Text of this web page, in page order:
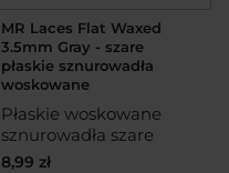
MR Laces Flat Waxed
3.5mm Gray - szare
płaskie sznurowadła
woskowane
Płaskie woskowane
sznurowadła szare
8,99 zł